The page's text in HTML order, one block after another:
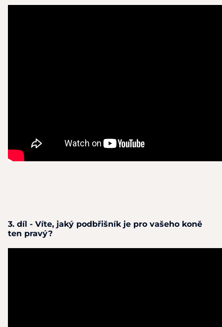
3. díl - Víte, jaký podbřišník je pro vašeho koně
ten pravý?